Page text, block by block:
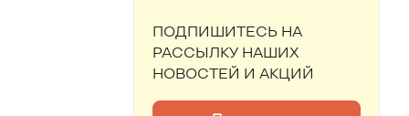
ПОДПИШИТЕСЬ НА
РАССЫЛКУ НАШИХ
НОВОСТЕЙ И АКЦИЙ